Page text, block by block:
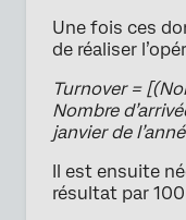
Une fois ces
de réaliser
Turnover =
Nombre
janvier de
Il est ensuite
résultat par